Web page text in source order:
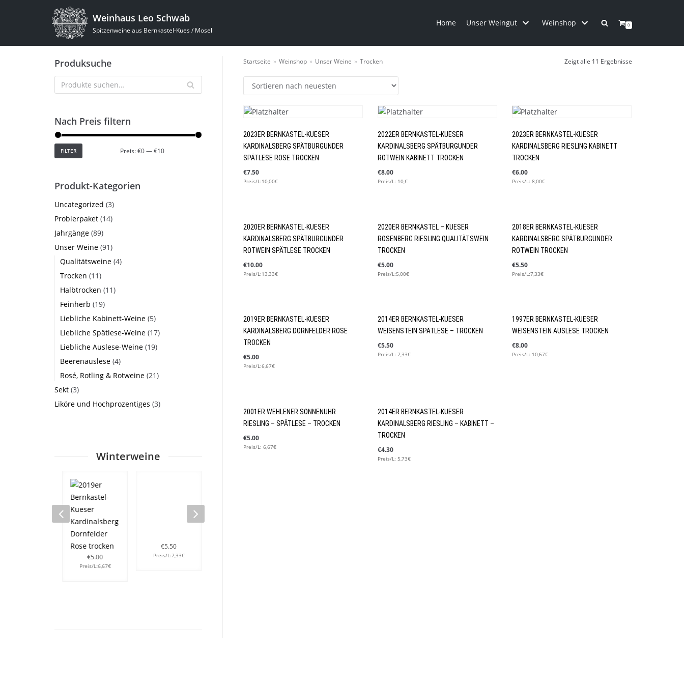
Weinhaus Leo Schwab
Spitzenweine aus Bernkastel-Kues / Mosel
Home Unser Weingut Weinshop 0
Produksuche
Nach Preis filtern
FILTER Preis:€0—€10
Produkt-Kategorien
Uncategorized (3)
Probierpaket (14)
Jahrgänge (89)
Unser Weine (91)
Qualitätsweine (4)
Trocken (11)
Halbtrocken (11)
Feinherb (19)
Liebliche Kabinett-Weine (5)
Liebliche Spätlese-Weine (17)
Liebliche Auslese-Weine (19)
Beerenauslese (4)
Rosé, Rotling & Rotweine (21)
Sekt (3)
Liköre und Hochprozentiges (3)
Winterweine
5.00
Preis/L:6,67€
5.50
Preis/L:7,33€
Startseite » Weinshop » Unser Weine » Trocken Zeigt alle 11 Ergebnisse
2023ER BERNKASTEL-KUESER
KARDINALSBERG SPÄTBURGUNDER
SPÄTLESE ROSE TROCKEN
€7.50
Preis/L:10,00€
2022ER BERNKASTEL-KUESER
KARDINALSBERG SPÄTBURGUNDER
ROTWEIN KABINETT TROCKEN
€8.00
Preis/L: 10,€
2023ER BERNKASTEL-KUESER
KARDINALSBERG RIESLING KABINETT
TROCKEN
€6.00
Preis/L: 8,00€
2020ER BERNKASTEL-KUESER
KARDINALSBERG SPÄTBURGUNDER
ROTWEIN SPÄTLESE TROCKEN
€10.00
Preis/L:13,33€
2020ER BERNKASTEL – KUESER
ROSENBERG RIESLING QUALITÄTSWEIN
TROCKEN
€5.00
Preis/L:5,00€
2018ER BERNKASTEL-KUESER
KARDINALSBERG SPÄTBURGUNDER
ROTWEIN TROCKEN
€5.50
Preis/L:7,33€
2019ER BERNKASTEL-KUESER
KARDINALSBERG DORNFELDER ROSE
TROCKEN
€5.00
Preis/L:6,67€
2014ER BERNKASTEL-KUESER
WEISENSTEIN SPÄTLESE – TROCKEN
€5.50
Preis/L: 7,33€
1997ER BERNKASTEL-KUESER
WEISENSTEIN AUSLESE TROCKEN
€8.00
Preis/L: 10,67€
2001ER WEHLENER SONNENUHR
RIESLING – SPÄTLESE – TROCKEN
€5.00
Preis/L: 6,67€
2014ER BERNKASTEL-KUESER
KARDINALSBERG RIESLING – KABINETT –
TROCKEN
€4.30
Preis/L: 5,73€